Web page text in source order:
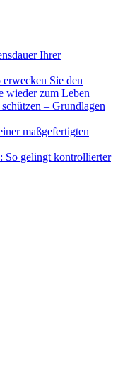
Ihrer
Sie den
wieder zum Leben
– Grundlagen
maßgefertigten
So gelingt kontrollierter